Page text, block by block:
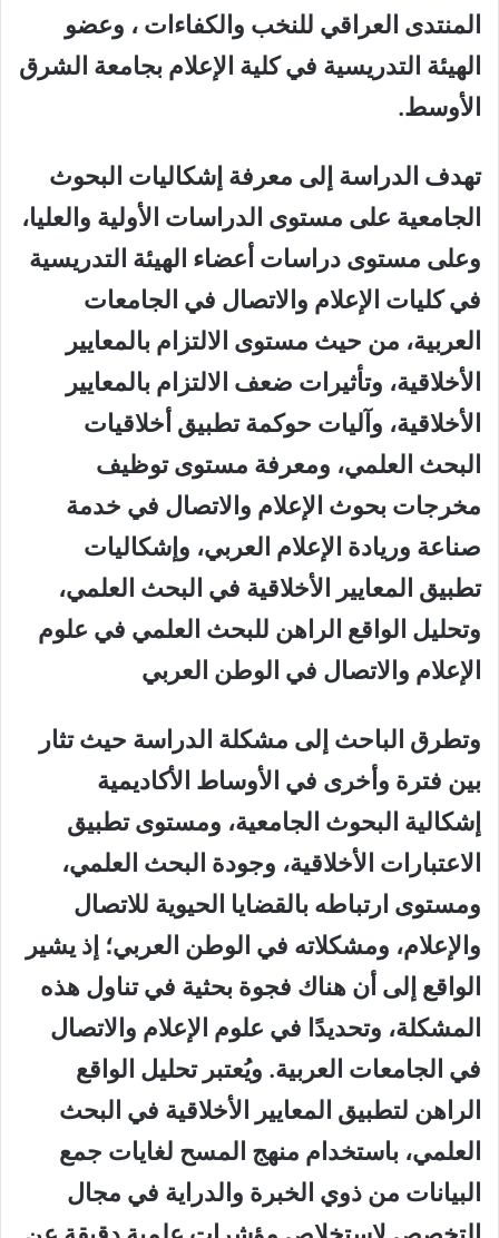
المنتدى العراقي للنخب والكفاءات ، وعضو
الهيئة التدريسية في كلية الإعلام بجامعة الشرق
الأوسط.
تهدف الدراسة إلى معرفة إشكاليات البحوث
الجامعية على مستوى الدراسات الأولية والعليا،
وعلى مستوى دراسات أعضاء الهيئة التدريسية
في كليات الإعلام والاتصال في الجامعات
العربية، من حيث مستوى الالتزام بالمعايير
الأخلاقية، وتأثيرات ضعف الالتزام بالمعايير
الأخلاقية، وآليات حوكمة تطبيق أخلاقيات
البحث العلمي، ومعرفة مستوى توظيف
مخرجات بحوث الإعلام والاتصال في خدمة
صناعة وريادة الإعلام العربي، وإشكاليات
تطبيق المعايير الأخلاقية في البحث العلمي،
وتحليل الواقع الراهن للبحث العلمي في علوم
الإعلام والاتصال في الوطن العربي
وتطرق الباحث إلى مشكلة الدراسة حيث تثار
بين فترة وأخرى في الأوساط الأكاديمية
إشكالية البحوث الجامعية، ومستوى تطبيق
الاعتبارات الأخلاقية، وجودة البحث العلمي،
ومستوى ارتباطه بالقضايا الحيوية للاتصال
والإعلام، ومشكلاته في الوطن العربي؛ إذ يشير
الواقع إلى أن هناك فجوة بحثية في تناول هذه
المشكلة، وتحديدًا في علوم الإعلام والاتصال
في الجامعات العربية. ويُعتبر تحليل الواقع
الراهن لتطبيق المعايير الأخلاقية في البحث
العلمي، باستخدام منهج المسح لغايات جمع
البيانات من ذوي الخبرة والدراية في مجال